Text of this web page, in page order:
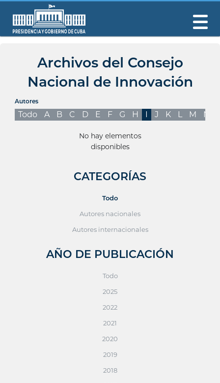
Archivos del Consejo
Nacional de Innovación
Autores
Todo A B C D E F G H I J K L M N
No hay elementos
disponibles
CATEGORÍAS
Todo
Autores nacionales
Autores internacionales
AÑO DE PUBLICACIÓN
Todo
2025
2022
2021
2020
2019
2018